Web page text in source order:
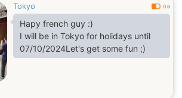
Tokyo 0.6
Hapy french guy :)
I will be in Tokyo for holidays until
07/10/2024Let's get some fun ;)